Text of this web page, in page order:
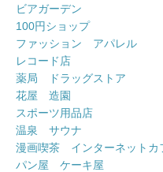
ビアガーデン
100円ショップ
ファッション アパレル
レコード店
薬局 ドラッグストア
花屋 造園
スポーツ用品店
温泉 サウナ
漫画喫茶 インターネットカ
パン屋 ケーキ屋